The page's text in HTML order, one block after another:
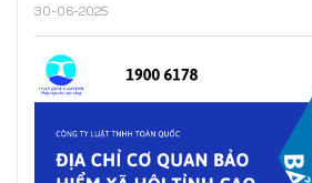
30-06-2025